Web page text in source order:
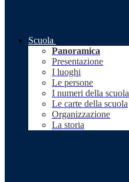
Scuola
Panoramica
Presentazione
I luoghi
Le persone
I numeri della scuola
Le carte della scuola
Organizzazione
La storia